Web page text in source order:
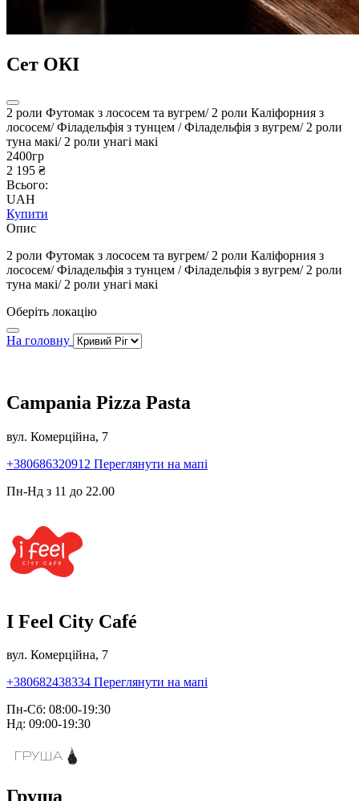
Сет ОКІ
2 роли Футомак з лососем та вугрем/ 2 роли Каліфорния з
лососем/ Філадельфія з тунцем / Філадельфія з вугрем/ 2 роли
туна макі/ 2 роли унагі макі
2400гр
2 195 ₴
Всього:
UAH
Купити
Опис
2 роли Футомак з лососем та вугрем/ 2 роли Каліфорния з
лососем/ Філадельфія з тунцем / Філадельфія з вугрем/ 2 роли
туна макі/ 2 роли унагі макі
Оберіть локацію
На головну
Campania Pizza Pasta
вул. Комерційна, 7
+380686320912 Переглянути на мапі
Пн-Нд з 11 до 22.00
I Feel City Café
вул. Комерційна, 7
+380682438334 Переглянути на мапі
Пн-Сб: 08:00-19:30
Нд: 09:00-19:30
Груша